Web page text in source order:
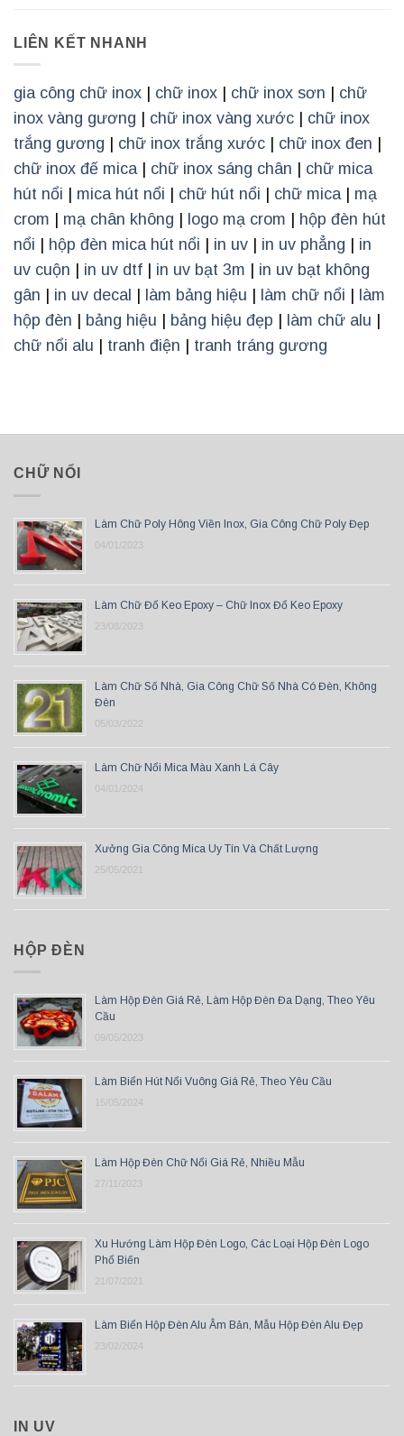
LIÊN KẾT NHANH
gia công chữ inox chữ inox chữ inox sơn
chữ
inox vàng gương
chữ inox vàng xước
chữ inox
trắng gương
chữ inox trắng xước chữ inox đen
chữ inox đế mica| chữ inox sáng chân
chữ mica
hút nổi
mica hút nổi chữ hút nổi chữ mica| mạ
crom
mạ chân không logo mạ crom
hộp đèn hút
nổi
hộp đèn mica hút nổi in uv in uv phẳng
in
uv cuộn
in uv dtf in uv bạt 3m
in uv bạt không
gân
in uv decal làm bảng hiệu làm chữ nổi
làm
hộp đèn
bảng hiệu bảng hiệu đẹp làm chữ alu
chữ nổi alu
tranh điện tranh tráng gương
CHỮ NỔI
Làm Chữ Poly Hông Viền Inox, Gia Công Chữ Poly Đẹp
04/01/2023
Làm Chữ Đổ Keo Epoxy – Chữ Inox Đổ Keo Epoxy
23/08/2023
Làm Chữ Số Nhà, Gia Công Chữ Số Nhà Có Đèn, Không
Đèn
05/03/2022
Làm Chữ Nổi Mica Màu Xanh Lá Cây
04/01/2024
Xưởng Gia Công Mica Uy Tín Và Chất Lượng
25/05/2021
HỘP ĐÈN
Làm Hộp Đèn Giá Rẻ, Làm Hộp Đèn Đa Dạng, Theo Yêu
Cầu
09/05/2023
Làm Biển Hút Nổi Vuông Giá Rẻ, Theo Yêu Cầu
15/05/2024
Làm Hộp Đèn Chữ Nổi Giá Rẻ, Nhiều Mẫu
27/11/2023
Xu Hướng Làm Hộp Đèn Logo, Các Loại Hộp Đèn Logo
Phổ Biến
21/07/2021
Làm Biển Hộp Đèn Alu Âm Bản, Mẫu Hộp Đèn Alu Đẹp
23/02/2024
IN UV